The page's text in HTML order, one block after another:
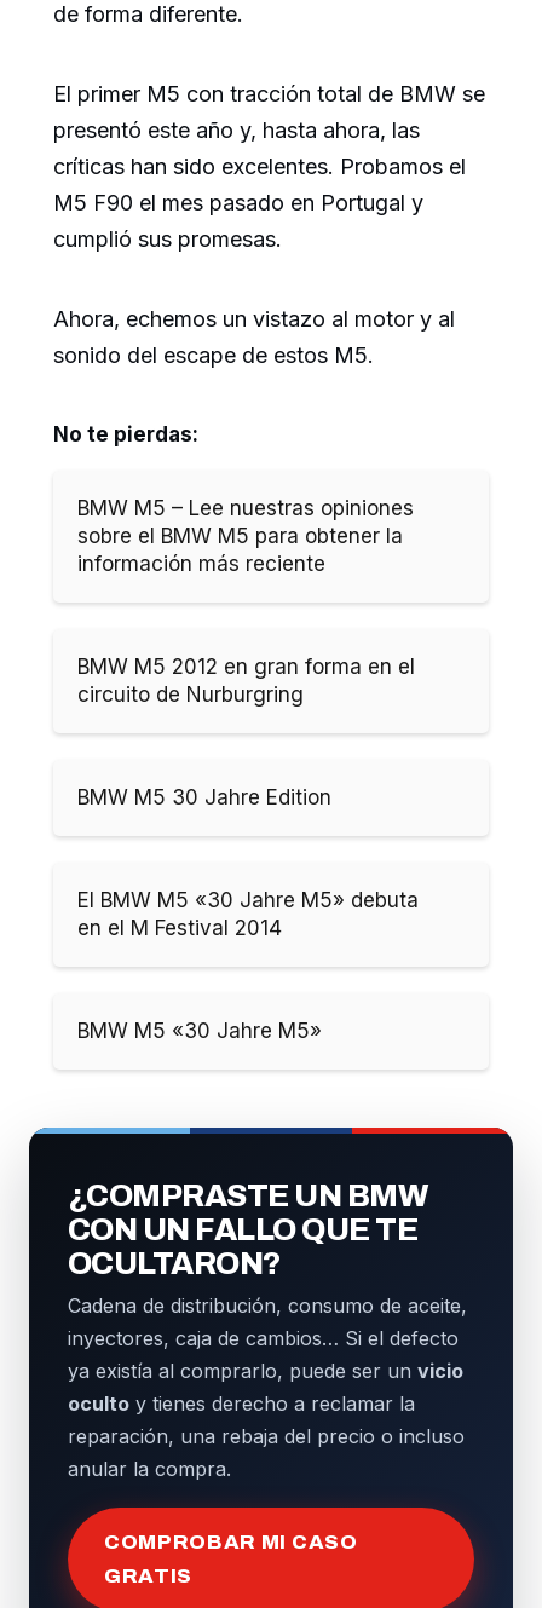
de forma diferente.
El primer M5 con tracción total de BMW se
presentó este año y, hasta ahora, las
críticas han sido excelentes. Probamos el
M5 F90 el mes pasado en Portugal y
cumplió sus promesas.
Ahora, echemos un vistazo al motor y al
sonido del escape de estos M5.
No te pierdas:
BMW M5 – Lee nuestras opiniones
sobre el BMW M5 para obtener la
información más reciente
BMW M5 2012 en gran forma en el
circuito de Nurburgring
BMW M5 30 Jahre Edition
El BMW M5 «30 Jahre M5» debuta
en el M Festival 2014
BMW M5 «30 Jahre M5»
¿COMPRASTE UN BMW
CON UN FALLO QUE TE
OCULTARON?
Cadena de distribución, consumo de aceite,
inyectores, caja de cambios… Si el defecto
ya existía al comprarlo, puede ser un vicio
oculto y tienes derecho a reclamar la
reparación, una rebaja del precio o incluso
anular la compra.
COMPROBAR MI CASO
GRATIS